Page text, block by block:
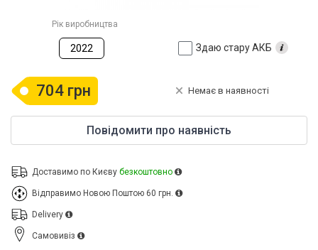
Рік виробництва
2022 Здаю стару АКБ
704 грн Немає в наявності
Повідомити про наявність
Доставимо по Києву безкоштовно
Відправимо Новою Поштою 60 грн.
Delivery
Cамовивіз